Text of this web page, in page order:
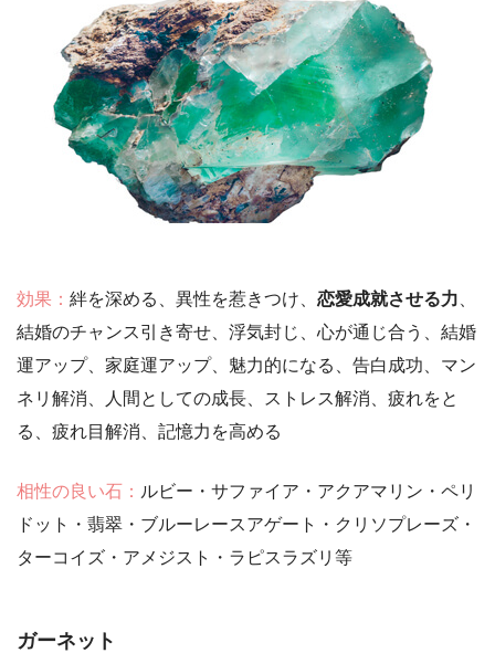
効果： 絆を深める、異性を惹きつけ、 恋愛成就させる力
結婚のチャンス引き寄せ、浮気封じ、心が通じ合う、結婚
運アップ、家庭運アップ、魅力的になる、告白成功、マン
ネリ解消、人間としての成長、ストレス解消、疲れをと
る、疲れ目解消、記憶力を高める
相性の良い石： ルビー・サファイア・アクアマリン・ペリ
ドット・翡翠・ブルーレースアゲート・クリソプレーズ・
ターコイズ・アメジスト・ラピスラズリ等
ガーネット